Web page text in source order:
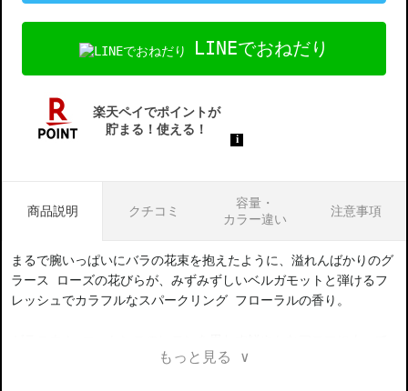
LINEでおねだり
商品説明 クチコミ
容量・
カラー違い
注意事項
まるで腕いっぱいにバラの花束を抱えたように、溢れんばかりのグ
ラース ローズの花びらが、みずみずしいベルガモットと弾けるフ
レッシュでカラフルなスパークリング フローラルの香り。
上品に磨かれ、果てしなく広がる花畑の明るく満ちたりた香りを再
もっと見る ∨